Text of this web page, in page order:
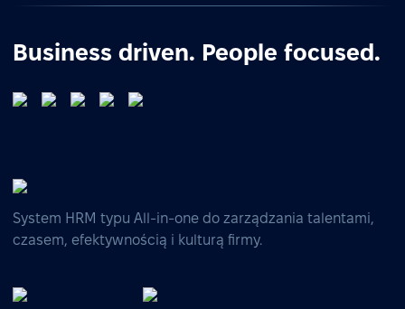
Business driven. People focused.
System HRM typu All-in-one do zarządzania talentami,
czasem, efektywnością i kulturą firmy.